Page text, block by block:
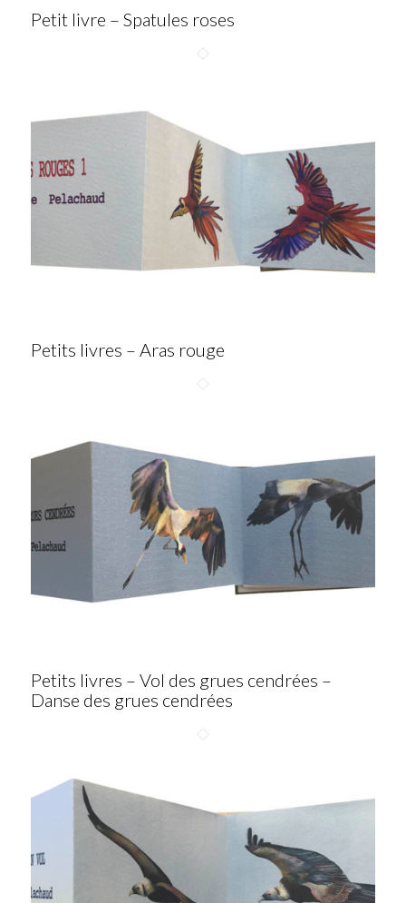
Petit livre – Spatules roses
Petits livres – Aras rouge
Petits livres – Vol des grues cendrées –
Danse des grues cendrées